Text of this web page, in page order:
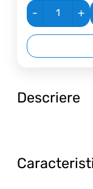
- +
Descriere